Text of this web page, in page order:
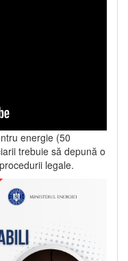
energie (50
trebuie să depună o
legale.